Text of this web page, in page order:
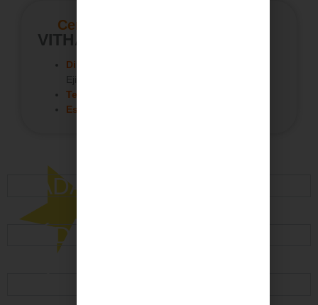
Centro de consultas:
VITHAS EL EJIDO
Dirección:
Ejido, Almería
Teléfono:
Especialidades
BADAJOZ
CÁDIZ